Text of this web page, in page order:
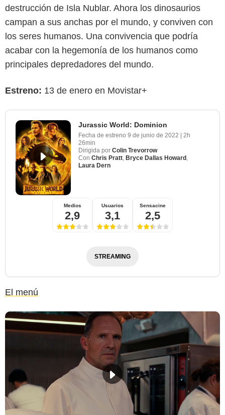
destrucción de Isla Nublar. Ahora los dinosaurios
campan a sus anchas por el mundo, y conviven con
los seres humanos. Una convivencia que podría
acabar con la hegemonía de los humanos como
principales depredadores del mundo.
Estreno: 13 de enero en Movistar+
Jurassic World: Dominion
Fecha de estreno 9 de junio de 2022
2h
26min
Dirigida por Colin Trevorrow
Con Chris Pratt, Bryce Dallas Howard ,
Laura Dern
Medios
2,9
Usuarios
3,1
Sensacine
2,5
STREAMING
El menú